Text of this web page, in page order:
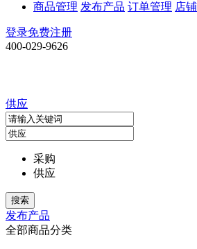
商品管理 发布产品 订单管理 店
登录免费注册
400-029-9626
供应
采购
供应
发布产品
全部商品分类